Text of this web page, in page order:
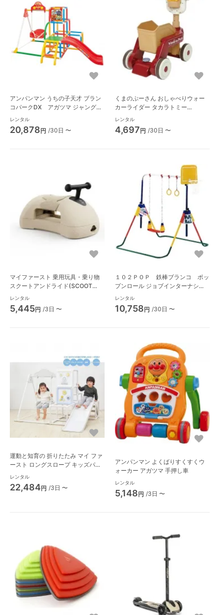
アンパンマン うちの子天才 ブラン
コパークDX アガツマ ジャングル
ジム R030
レンタル
20,878円 /30日 〜
くまのぷーさん おしゃべりウォー
カーライダー タカラトミー
(TAKARATOMY) 手押し車
レンタル
4,697円 /30日 〜
マイファースト 乗用玩具・乗り物
スクートアンドライド(SCOOT
AND RIDE)
レンタル
5,445円 /3日 〜
１０２ＰＯＰ 鉄棒ブランコ ポッ
プンロール ジョブインターナショ
ナル(Jobinternational) ブランコ・
鉄棒
レンタル
10,758円 /30日 〜
運動と知育の 折りたたみ マイ ファ
ースト ロングスロープ キッズパー
ク ジャングルジム 野中製作所(ノナ
カワールド)
レンタル
22,484円 /3日 〜
アンパンマン よくばりすくすくウ
ォーカー アガツマ 手押し車
レンタル
5,148円 /3日 〜